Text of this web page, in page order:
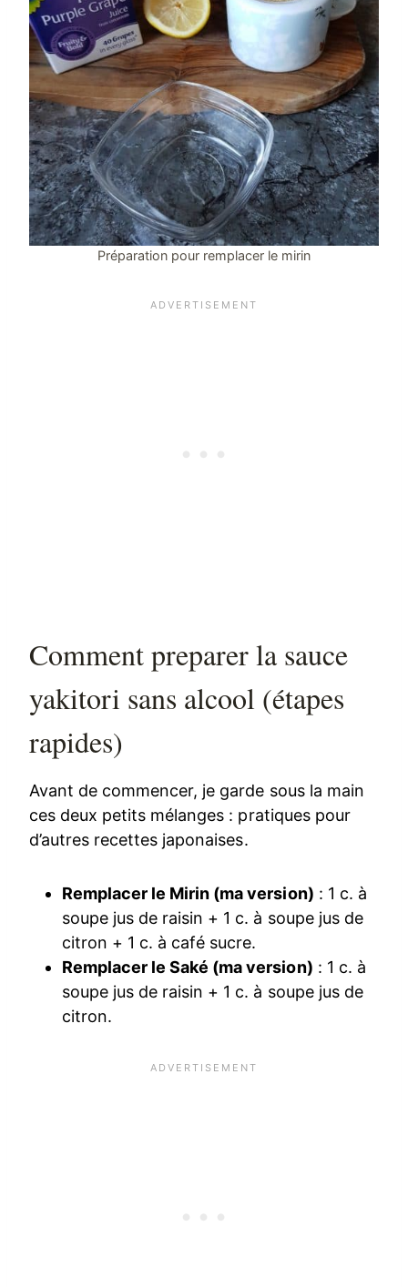
Préparation pour remplacer le mirin
Comment preparer la sauce
yakitori sans alcool (étapes
rapides)
Avant de commencer, je garde sous la main
ces deux petits mélanges : pratiques pour
d’autres recettes japonaises.
Remplacer le Mirin (ma version) : 1 c. à
soupe jus de raisin + 1 c. à soupe jus de
citron + 1 c. à café sucre.
Remplacer le Saké (ma version) : 1 c. à
soupe jus de raisin + 1 c. à soupe jus de
citron.